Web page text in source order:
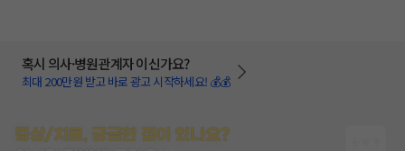
혹시 의사·병원관계자 이신가요?
최대 200만원 받고 바로 광고 시작하세요! 💰💰
증상/치료, 궁금한 점이 있나요?